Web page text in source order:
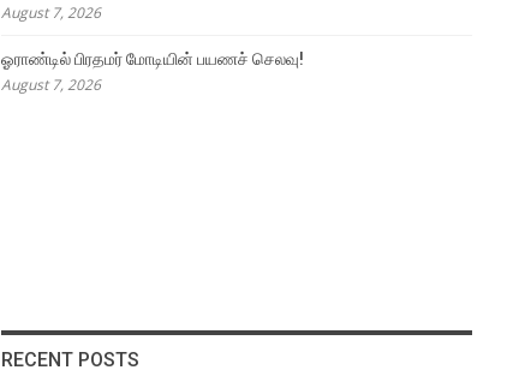
August 7, 2026
ஓராண்டில் பிரதமர் மோடியின் பயணச் செலவு!
August 7, 2026
RECENT POSTS